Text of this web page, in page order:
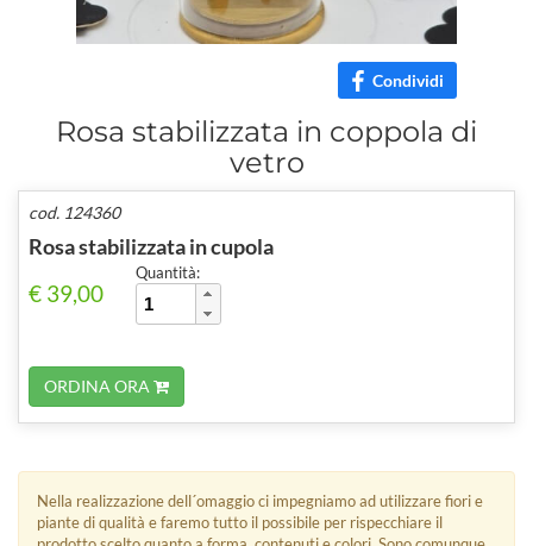
Condividi
Rosa stabilizzata in coppola di
vetro
cod. 124360
Rosa stabilizzata in cupola
€ 39,00
Quantità:
ORDINA ORA
Nella realizzazione dell´omaggio ci impegniamo ad utilizzare fiori e
piante di qualità e faremo tutto il possibile per rispecchiare il